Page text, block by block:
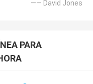
—— David Jones
PARA